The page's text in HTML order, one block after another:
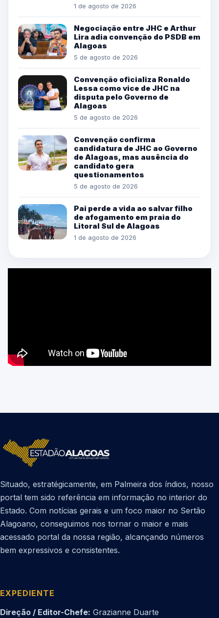
1 de agosto de 2026
Negociação entre JHC e Arthur
Lira adia convenção do PSDB em
Alagoas
5 de agosto de 2026
Convenção oficializa Ronaldo
Lessa como vice de JHC na
disputa pelo Governo de
Alagoas
5 de agosto de 2026
Convenção confirma
candidatura de JHC ao Governo
de Alagoas, mas ausência do
candidato gera
questionamentos
5 de agosto de 2026
Pai perde a vida ao salvar filho
de afogamento em praia do
Litoral Sul de Alagoas
1 de agosto de 2026
Situado, estratégicamente, em Palmeira dos índios, nosso
portal tem sido referência em informação no interior do
Estado. Com notícias gerais e um foco maior no Sertão
Alagoano, conseguimos nos tornar o maior e mais
acessado portal da nossa região, alcançando números
bem expressivos e consistentes.
EXPEDIENTE
Direção / Editor-Chefe: Grazianne Duarte